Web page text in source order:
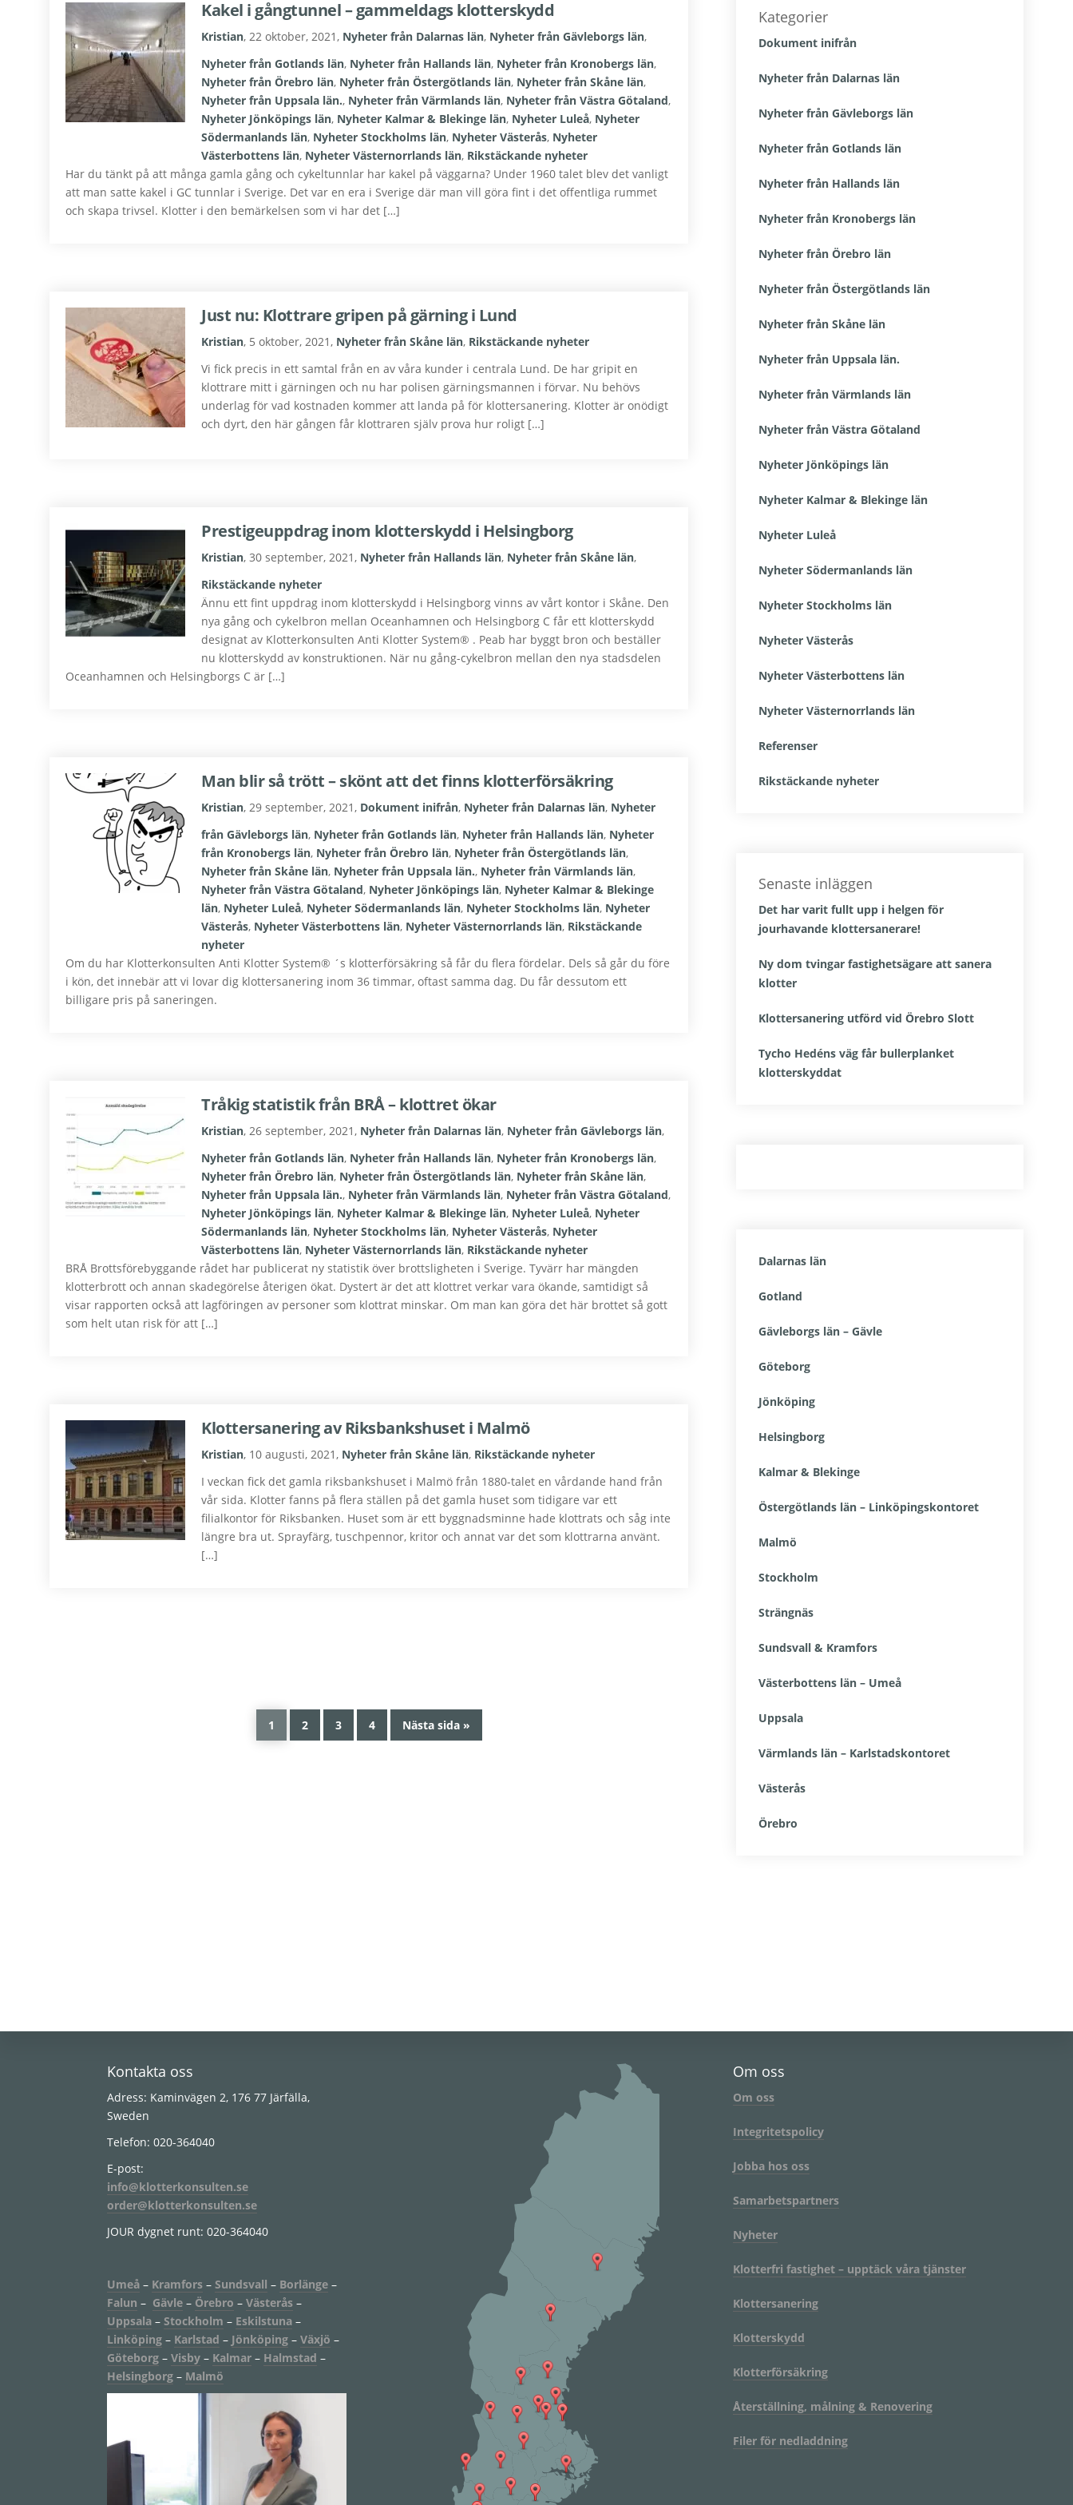
Kakel i gångtunnel – gammeldags klotterskydd
Kristian, 22 oktober, 2021, Nyheter från Dalarnas län, Nyheter från Gävleborgs län,
Nyheter från Gotlands län, Nyheter från Hallands län, Nyheter från Kronobergs län,
Nyheter från Örebro län, Nyheter från Östergötlands län, Nyheter från Skåne län,
Nyheter från Uppsala län., Nyheter från Värmlands län, Nyheter från Västra Götaland,
Nyheter Jönköpings län, Nyheter Kalmar & Blekinge län, Nyheter Luleå, Nyheter
Södermanlands län, Nyheter Stockholms län, Nyheter Västerås, Nyheter
Västerbottens län, Nyheter Västernorrlands län, Rikstäckande nyheter
Har du tänkt på att många gamla gång och cykeltunnlar har kakel på väggarna? Under 1960 talet blev det vanligt
att man satte kakel i GC tunnlar i Sverige. Det var en era i Sverige där man vill göra fint i det offentliga rummet
och skapa trivsel. Klotter i den bemärkelsen som vi har det […]
Just nu: Klottrare gripen på gärning i Lund
Kristian, 5 oktober, 2021, Nyheter från Skåne län, Rikstäckande nyheter
Vi fick precis in ett samtal från en av våra kunder i centrala Lund. De har gripit en
klottrare mitt i gärningen och nu har polisen gärningsmannen i förvar. Nu behövs
underlag för vad kostnaden kommer att landa på för klottersanering. Klotter är onödigt
och dyrt, den här gången får klottraren själv prova hur roligt […]
Prestigeuppdrag inom klotterskydd i Helsingborg
Kristian, 30 september, 2021, Nyheter från Hallands län, Nyheter från Skåne län,
Rikstäckande nyheter
Ännu ett fint uppdrag inom klotterskydd i Helsingborg vinns av vårt kontor i Skåne. Den
nya gång och cykelbron mellan Oceanhamnen och Helsingborg C får ett klotterskydd
designat av Klotterkonsulten Anti Klotter System® . Peab har byggt bron och beställer
nu klotterskydd av konstruktionen. När nu gång-cykelbron mellan den nya stadsdelen
Oceanhamnen och Helsingborgs C är […]
Man blir så trött – skönt att det finns klotterförsäkring
Kristian, 29 september, 2021, Dokument inifrån, Nyheter från Dalarnas län, Nyheter
från Gävleborgs län, Nyheter från Gotlands län, Nyheter från Hallands län, Nyheter
från Kronobergs län, Nyheter från Örebro län, Nyheter från Östergötlands län,
Nyheter från Skåne län, Nyheter från Uppsala län., Nyheter från Värmlands län,
Nyheter från Västra Götaland, Nyheter Jönköpings län, Nyheter Kalmar & Blekinge
län, Nyheter Luleå, Nyheter Södermanlands län, Nyheter Stockholms län, Nyheter
Västerås, Nyheter Västerbottens län, Nyheter Västernorrlands län, Rikstäckande
nyheter
Om du har Klotterkonsulten Anti Klotter System® ´s klotterförsäkring så får du flera fördelar. Dels så går du före
i kön, det innebär att vi lovar dig klottersanering inom 36 timmar, oftast samma dag. Du får dessutom ett
billigare pris på saneringen.
Tråkig statistik från BRÅ – klottret ökar
Kristian, 26 september, 2021, Nyheter från Dalarnas län, Nyheter från Gävleborgs län,
Nyheter från Gotlands län, Nyheter från Hallands län, Nyheter från Kronobergs län,
Nyheter från Örebro län, Nyheter från Östergötlands län, Nyheter från Skåne län,
Nyheter från Uppsala län., Nyheter från Värmlands län, Nyheter från Västra Götaland,
Nyheter Jönköpings län, Nyheter Kalmar & Blekinge län, Nyheter Luleå, Nyheter
Södermanlands län, Nyheter Stockholms län, Nyheter Västerås, Nyheter
Västerbottens län, Nyheter Västernorrlands län, Rikstäckande nyheter
BRÅ Brottsförebyggande rådet har publicerat ny statistik över brottsligheten i Sverige. Tyvärr har mängden
klotterbrott och annan skadegörelse återigen ökat. Dystert är det att klottret verkar vara ökande, samtidigt så
visar rapporten också att lagföringen av personer som klottrat minskar. Om man kan göra det här brottet så gott
som helt utan risk för att […]
Klottersanering av Riksbankshuset i Malmö
Kristian, 10 augusti, 2021, Nyheter från Skåne län, Rikstäckande nyheter
I veckan fick det gamla riksbankshuset i Malmö från 1880-talet en vårdande hand från
vår sida. Klotter fanns på flera ställen på det gamla huset som tidigare var ett
filialkontor för Riksbanken. Huset som är ett byggnadsminne hade klottrats och såg inte
längre bra ut. Sprayfärg, tuschpennor, kritor och annat var det som klottrarna använt.
[…]
Sida
1 Sida
2 Sida
3 Sida
4 Go
to
Nästa sida »
sidofält
Kategorier
Dokument inifrån
Nyheter från Dalarnas län
Nyheter från Gävleborgs län
Nyheter från Gotlands län
Nyheter från Hallands län
Nyheter från Kronobergs län
Nyheter från Örebro län
Nyheter från Östergötlands län
Nyheter från Skåne län
Nyheter från Uppsala län.
Nyheter från Värmlands län
Nyheter från Västra Götaland
Nyheter Jönköpings län
Nyheter Kalmar & Blekinge län
Nyheter Luleå
Nyheter Södermanlands län
Nyheter Stockholms län
Nyheter Västerås
Nyheter Västerbottens län
Nyheter Västernorrlands län
Referenser
Rikstäckande nyheter
Senaste inläggen
Det har varit fullt upp i helgen för
jourhavande klottersanerare!
Ny dom tvingar fastighetsägare att sanera
klotter
Klottersanering utförd vid Örebro Slott
Tycho Hedéns väg får bullerplanket
klotterskyddat
Dalarnas län
Gotland
Gävleborgs län – Gävle
Göteborg
Jönköping
Helsingborg
Kalmar & Blekinge
Östergötlands län – Linköpingskontoret
Malmö
Stockholm
Strängnäs
Sundsvall & Kramfors
Västerbottens län – Umeå
Uppsala
Värmlands län – Karlstadskontoret
Västerås
Örebro
Kontakta oss
Adress: Kaminvägen 2, 176 77 Järfälla,
Sweden
Telefon: 020-364040
E-post:
info@klotterkonsulten.se
order@klotterkonsulten.se
JOUR dygnet runt: 020-364040
Umeå – Kramfors – Sundsvall – Borlänge –
Falun – Gävle – Örebro – Västerås –
Uppsala – Stockholm – Eskilstuna –
Linköping – Karlstad – Jönköping – Växjö –
Göteborg – Visby – Kalmar – Halmstad –
Helsingborg – Malmö
Om oss
Om oss
Integritetspolicy
Jobba hos oss
Samarbetspartners
Nyheter
Klotterfri fastighet – upptäck våra tjänster
Klottersanering
Klotterskydd
Klotterförsäkring
Återställning, målning & Renovering
Filer för nedladdning